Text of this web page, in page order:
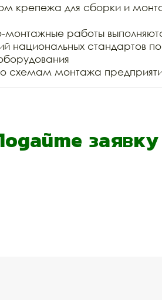
крепежа для сборки и
монтажные работы
национальных стандартов
схемам монтажа